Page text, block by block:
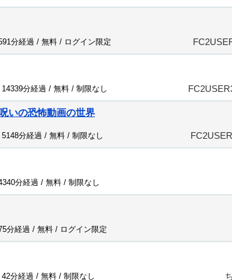
分経過 / 無料 / ログイン限定
14339分経過 / 無料 / 制限なし
いの恐怖動画の世界
5148分経過 / 無料 / 制限なし
分経過 / 無料 / 制限なし
分経過 / 無料 / ログイン限定
42分経過 / 無料 / 制限なし